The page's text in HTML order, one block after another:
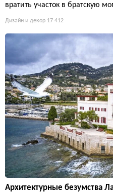
вратить участок в братскую
Дизайн и декор 17 412
Архитектурные безумства